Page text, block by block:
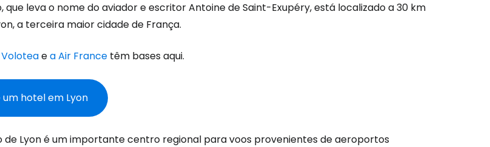
que leva o nome do aviador e escritor Antoine de Saint-Exupéry, está localizado a 30 km
a terceira maior cidade de França.
ea Air France têm bases aqui.
um hotel em Lyon
de Lyon é um importante centro regional para voos provenientes de aeroportos
Iniciar sessão no Cestee
... a comunidade mundial de viajantes